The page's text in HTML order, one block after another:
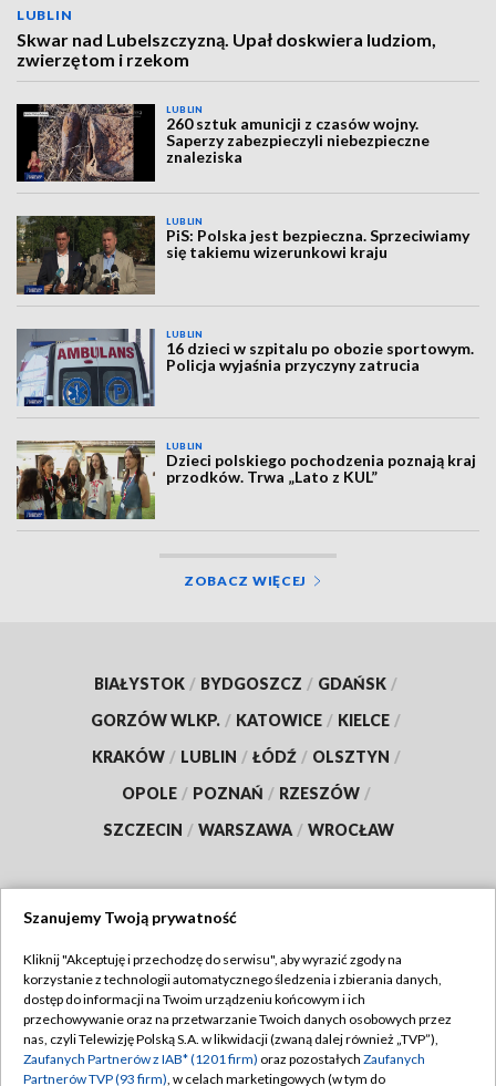
LUBLIN
Skwar nad Lubelszczyzną. Upał doskwiera ludziom,
zwierzętom i rzekom
LUBLIN
260 sztuk amunicji z czasów wojny.
Saperzy zabezpieczyli niebezpieczne
znaleziska
LUBLIN
PiS: Polska jest bezpieczna. Sprzeciwiamy
się takiemu wizerunkowi kraju
LUBLIN
16 dzieci w szpitalu po obozie sportowym.
Policja wyjaśnia przyczyny zatrucia
LUBLIN
Dzieci polskiego pochodzenia poznają kraj
przodków. Trwa „Lato z KUL”
ZOBACZ WIĘCEJ
BIAŁYSTOK / BYDGOSZCZ / GDAŃSK /
GORZÓW WLKP. / KATOWICE / KIELCE /
KRAKÓW / LUBLIN / ŁÓDŹ / OLSZTYN /
OPOLE / POZNAŃ / RZESZÓW /
SZCZECIN / WARSZAWA / WROCŁAW
TVP
Abonament TVP
Emisja w TVP
Regulamin TVP
Polityka prywatności
Szanujemy Twoją prywatność
Kliknij "Akceptuję i przechodzę do serwisu", aby wyrazić zgody na
korzystanie z technologii automatycznego śledzenia i zbierania danych,
dostęp do informacji na Twoim urządzeniu końcowym i ich
przechowywanie oraz na przetwarzanie Twoich danych osobowych przez
nas, czyli Telewizję Polską S.A. w likwidacji (zwaną dalej również „TVP”),
Zaufanych Partnerów z IAB* (1201 firm) oraz pozostałych Zaufanych
Partnerów TVP (93 firm), w celach marketingowych (w tym do